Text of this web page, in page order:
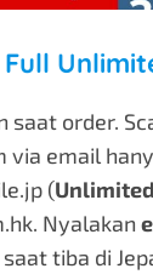
order.
via email
(Unlimited
Nyalakan
tiba di